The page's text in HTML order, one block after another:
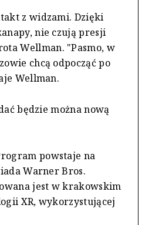
z widzami. Dzięki
nie czują presji
Wellman. "Pasmo, w
chcą odpocząć po
Wellman.
będzie można nową
powstaje na
Warner Bros.
jest w krakowskim
XR, wykorzystującej